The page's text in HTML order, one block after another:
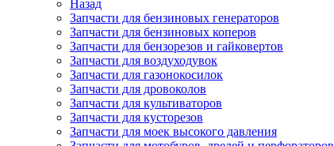
Назад
Запчасти для бензиновых генераторов
Запчасти для бензиновых коперов
Запчасти для бензорезов и гайковертов
Запчасти для воздуходувок
Запчасти для газонокосилок
Запчасти для дровоколов
Запчасти для культиваторов
Запчасти для кусторезов
Запчасти для моек высокого давления